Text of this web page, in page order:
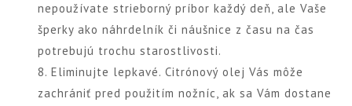
nepoužívate strieborný príbor každý deň, ale Vaše
šperky ako náhrdelník či náušnice z času na čas
potrebujú trochu starostlivosti.
8. Eliminujte lepkavé. Citrónový olej Vás môže
zachrániť pred použitím nožníc, ak sa Vám dostane